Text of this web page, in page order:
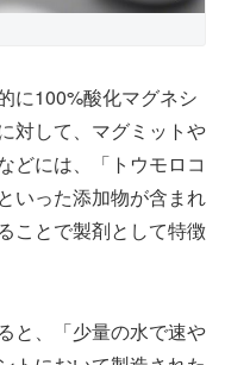
に100%酸化マグネシ
対して、マグミットや
どには、「トウモロコ
いった添加物が含まれ
ことで製剤として特徴
と、「少量の水で速や